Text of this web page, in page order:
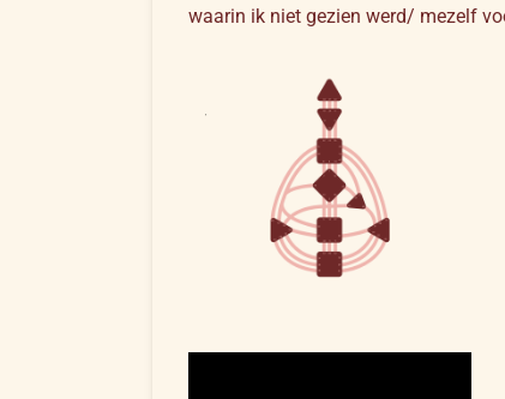
waarin ik niet gezien werd/ mezelf